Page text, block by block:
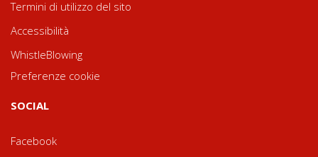
Termini di utilizzo del sito
Accessibilità
WhistleBlowing
Preferenze cookie
SOCIAL
Facebook